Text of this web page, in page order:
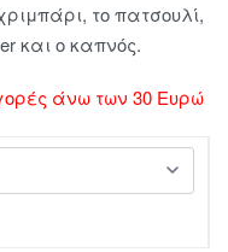
το πατσουλί,
και ο καπνός.
άνω των 30 Ευρώ